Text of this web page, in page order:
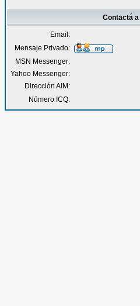
Contactá
Email:
Mensaje Privado:
MSN Messenger:
Yahoo Messenger:
Dirección AIM:
Número ICQ: